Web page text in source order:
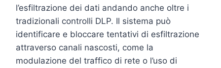
l’esfiltrazione dei dati andando anche oltre i
tradizionali controlli DLP. Il sistema può
identificare e bloccare tentativi di esfiltrazione
attraverso canali nascosti, come la
modulazione del traffico di rete o l’uso di